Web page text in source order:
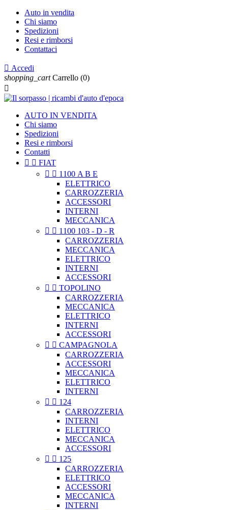
Auto in vendita
Chi siamo
Spedizioni
Resi e rimborsi
Contattaci
 Accedi
shopping_cart Carrello (0)

AUTO IN VENDITA
Chi siamo
Spedizioni
Resi e rimborsi
Contatti
  FIAT
  1100 A B E
ELETTRICO
CARROZZERIA
ACCESSORI
INTERNI
MECCANICA
  1100 103 - D - R
CARROZZERIA
MECCANICA
ELETTRICO
INTERNI
ACCESSORI
  TOPOLINO
CARROZZERIA
MECCANICA
ELETTRICO
INTERNI
ACCESSORI
  CAMPAGNOLA
CARROZZERIA
ACCESSORI
MECCANICA
ELETTRICO
INTERNI
  124
CARROZZERIA
INTERNI
ELETTRICO
MECCANICA
ACCESSORI
  125
CARROZZERIA
ELETTRICO
ACCESSORI
MECCANICA
INTERNI